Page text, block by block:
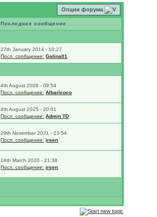
Опции форума
Последнее сообщение
27th January 2014 - 10:27
Посл. сообщение: Galina01
4th August 2026 - 09:54
Посл. сообщение: Albaricoco
4th August 2025 - 20:01
Посл. сообщение: Admin TD
29th November 2021 - 23:54
Посл. сообщение: irsen
16th March 2020 - 21:38
Посл. сообщение: irsen